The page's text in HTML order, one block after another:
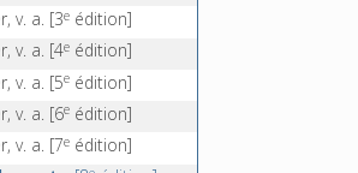
v. a. [3e édition]
v. a. [4e édition]
v. a. [5e édition]
v. a. [6e édition]
v. a. [7e édition]